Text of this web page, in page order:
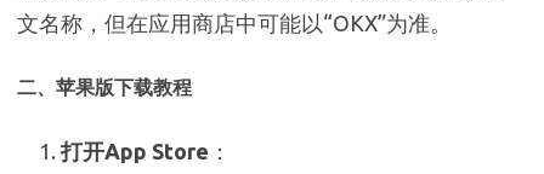
文名称，但在应用商店中可能以“OKX”为准。
二、苹果版下载教程
打开App Store ：